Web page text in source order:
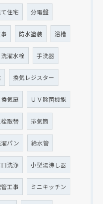
住宅 分電盤
防水塗装 浴槽
洗濯水栓 手洗器
換気レジスター
気扇 ＵＶ除菌機能
取替 排気筒
濯パン 給水管
洗浄 小型湯沸し器
工事 ミニキッチン